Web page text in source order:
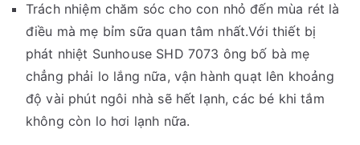
Trách nhiệm chăm sóc cho con nhỏ đến mùa rét là
điều mà mẹ bỉm sữa quan tâm nhất.Với thiết bị
phát nhiệt Sunhouse SHD 7073 ông bố bà mẹ
chẳng phải lo lắng nữa, vận hành quạt lên khoảng
độ vài phút ngôi nhà sẽ hết lạnh, các bé khi tắm
không còn lo hơi lạnh nữa.